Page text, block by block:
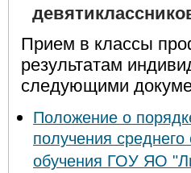
Прием в классы
результатам
следующими
Положение о
получения
обучения ГОУ ЯО